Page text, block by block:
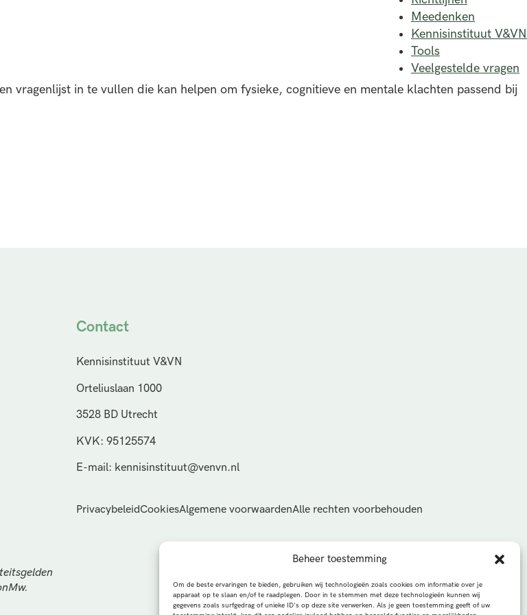
Beheer toestemming
Om de beste ervaringen te bieden, gebruiken wij technologieën zoals cookies om informatie over je
apparaat op te slaan en/of te raadplegen. Door in te stemmen met deze technologieën kunnen wij
gegevens zoals surfgedrag of unieke ID's op deze site verwerken. Als je geen toestemming geeft of uw
Meedenken
Kennisinstituut V&VN
Tools
Veelgestelde vragen
vragenlijst in te vullen die kan helpen om fysieke, cognitieve en mentale klachten passend bij
Contact
Kennisinstituut V&VN
Orteliuslaan 1000
3528 BD Utrecht
KVK: 95125574
E-mail: kennisinstituut@venvn.nl
PrivacybeleidCookiesAlgemene voorwaardenAlle rechten voorbehouden